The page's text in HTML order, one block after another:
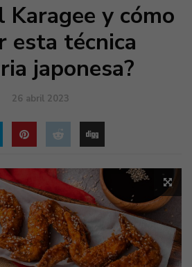
Karagee y cómo
esta técnica
japonesa?
26 abril 2023